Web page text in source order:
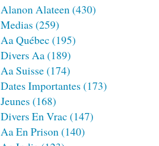
Alanon Alateen(430)
Medias (259)
Aa Québec (195)
Divers Aa(189)
Aa Suisse(174)
Dates Importantes (173)
Jeunes (168)
Divers En Vrac (147)
Aa En Prison(140)